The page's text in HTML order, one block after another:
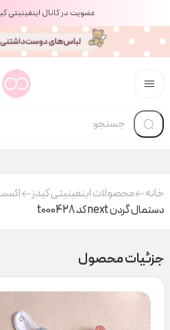
عضویت در کانال اینفینیتی
خانه محصولات اینفینیتی کیدز
دستمال گردن next کد t000428
جزئیات محصول